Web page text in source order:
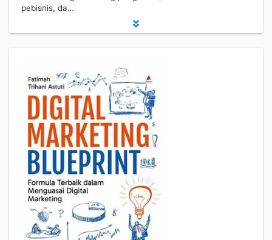
pebisnis, da…